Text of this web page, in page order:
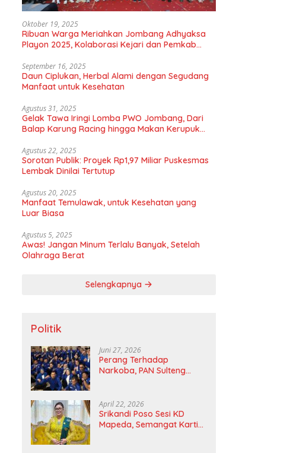
Oktober 19, 2025
Ribuan Warga Meriahkan Jombang Adhyaksa
Playon 2025, Kolaborasi Kejari dan Pemkab
September 16, 2025
Daun Ciplukan, Herbal Alami dengan Segudang
Manfaat untuk Kesehatan
Agustus 31, 2025
Gelak Tawa Iringi Lomba PWO Jombang, Dari
Balap Karung Racing hingga Makan Kerupuk
Agustus 22, 2025
Sorotan Publik: Proyek Rp1,97 Miliar Puskesmas
Lembak Dinilai Tertutup
Agustus 20, 2025
Manfaat Temulawak, untuk Kesehatan yang
Luar Biasa
Agustus 5, 2025
Awas! Jangan Minum Terlalu Banyak, Setelah
Olahraga Berat
Selengkapnya
Politik
Juni 27, 2026
Perang Terhadap
Narkoba, PAN Sulteng
DPD
April 22, 2026
Srikandi Poso Sesi KD
Mapeda, Semangat Kartini